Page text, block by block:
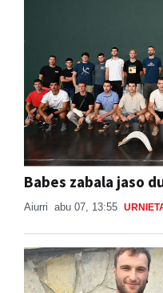
Babes zabala jaso
Aiurri abu 07, 13:55